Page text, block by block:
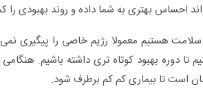
احساس بهتری به شما داده و روند بهبودی را
هستیم معمولا رژیم خاصی را پیگیری نمی
تا دوره بهبود کوتاه تری داشته باشیم.
است تا بیماری کم کم برطرف شود.